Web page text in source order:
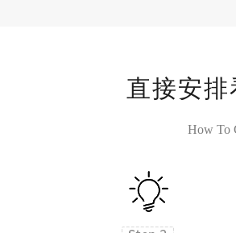
直接安排
How To